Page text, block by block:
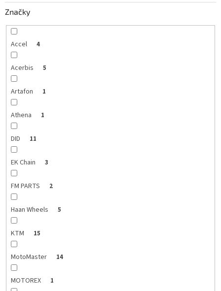
Značky
Accel 4
Acerbis 5
Artafon 1
Athena 1
DID 11
EK Chain 3
FM PARTS 2
Haan Wheels 5
KTM 15
MotoMaster 14
MOTOREX 1